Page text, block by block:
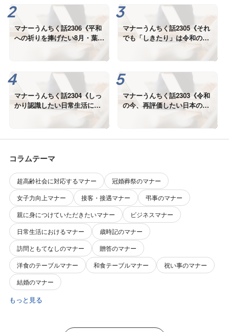
マナーうんちく話2306《平和
への祈りを捧げたい8月・葉
マナーうんちく話2305《それ
でも「しきたり」は令和の
今、本当に必要なの？》
マナーうんちく話2304《しっ
かり認識したい日常生活にお
ける「しきたり」の役割》
マナーうんちく話2303《令和
の今、再評価したい日本の美
コラムテーマ
超高齢社会に対応するマナー
冠婚葬祭のマナー
女子力向上マナー
接客・接遇マナー
弔事のマナー
親に身につけていただきたいマナー
ビジネスマナー
日常生活におけるマナー
歳時記のマナー
訪問ともてなしのマナー
贈答のマナー
洋食のテーブルマナー
和食テーブルマナー
祝い事のマナー
結婚のマナー
もっと見る